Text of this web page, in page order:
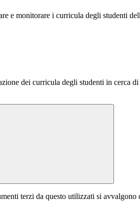
e monitorare i curricula degli studenti
dei curricula degli studenti in cerca
terzi da questo utilizzati si